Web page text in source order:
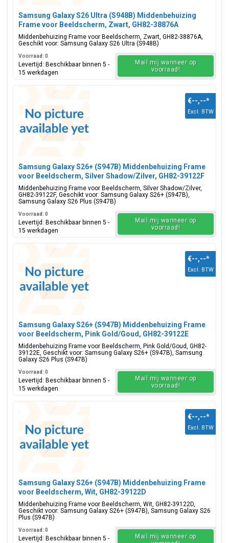
Samsung Galaxy S26 Ultra (S948B) Middenbehuizing
Frame voor Beeldscherm, Zwart, GH82-38876A
Middenbehuizing Frame voor Beeldscherm, Zwart, GH82-38876A,
Geschikt voor: Samsung Galaxy S26 Ultra (S948B)
Voorraad: 0
Levertijd: Beschikbaar binnen 5 -
15 werkdagen
Mail mij wanneer op
voorraad!
Samsung Galaxy S26+ (S947B) Middenbehuizing Frame
voor Beeldscherm, Silver Shadow/Zilver, GH82-39122F
Middenbehuizing Frame voor Beeldscherm, Silver Shadow/Zilver,
GH82-39122F, Geschikt voor: Samsung Galaxy S26+ (S947B),
Samsung Galaxy S26 Plus (S947B)
€--,--*
Excl. BTW
Voorraad: 0
Levertijd: Beschikbaar binnen 5 -
15 werkdagen
Mail mij wanneer op
voorraad!
Samsung Galaxy S26+ (S947B) Middenbehuizing Frame
voor Beeldscherm, Pink Gold/Goud, GH82-39122E
Middenbehuizing Frame voor Beeldscherm, Pink Gold/Goud, GH82-
39122E, Geschikt voor: Samsung Galaxy S26+ (S947B), Samsung
Galaxy S26 Plus (S947B)
€--,--*
Excl. BTW
Voorraad: 0
Levertijd: Beschikbaar binnen 5 -
15 werkdagen
Mail mij wanneer op
voorraad!
Samsung Galaxy S26+ (S947B) Middenbehuizing Frame
voor Beeldscherm, Wit, GH82-39122D
Middenbehuizing Frame voor Beeldscherm, Wit, GH82-39122D,
Geschikt voor: Samsung Galaxy S26+ (S947B), Samsung Galaxy S26
Plus (S947B)
€--,--*
Excl. BTW
Voorraad: 0
Levertijd: Beschikbaar binnen 5 -
Mail mij wanneer op